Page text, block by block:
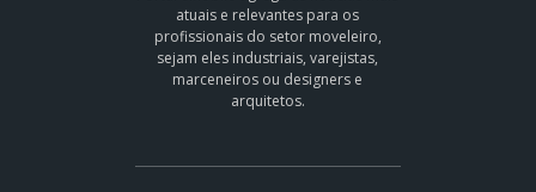
atuais e relevantes para os
profissionais do setor moveleiro,
sejam eles industriais, varejistas,
marceneiros ou designers e
arquitetos.